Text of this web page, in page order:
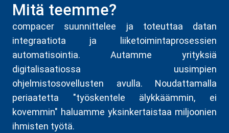
Mitä teemme?
compacer suunnittelee ja toteuttaa datan
integraatiota ja liiketoimintaprosessien
automatisointia. Autamme yrityksiä
digitalisaatiossa uusimpien
ohjelmistosovellusten avulla. Noudattamalla
periaatetta "työskentele älykkäämmin, ei
kovemmin" haluamme yksinkertaistaa miljoonien
ihmisten työtä.